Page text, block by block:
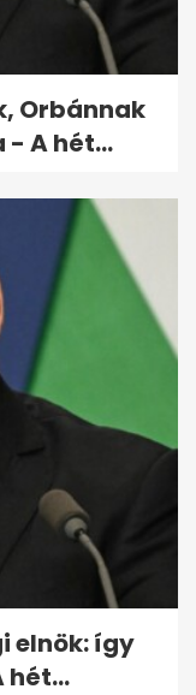
Orbánnak
A hét...
elnök: így
hét...